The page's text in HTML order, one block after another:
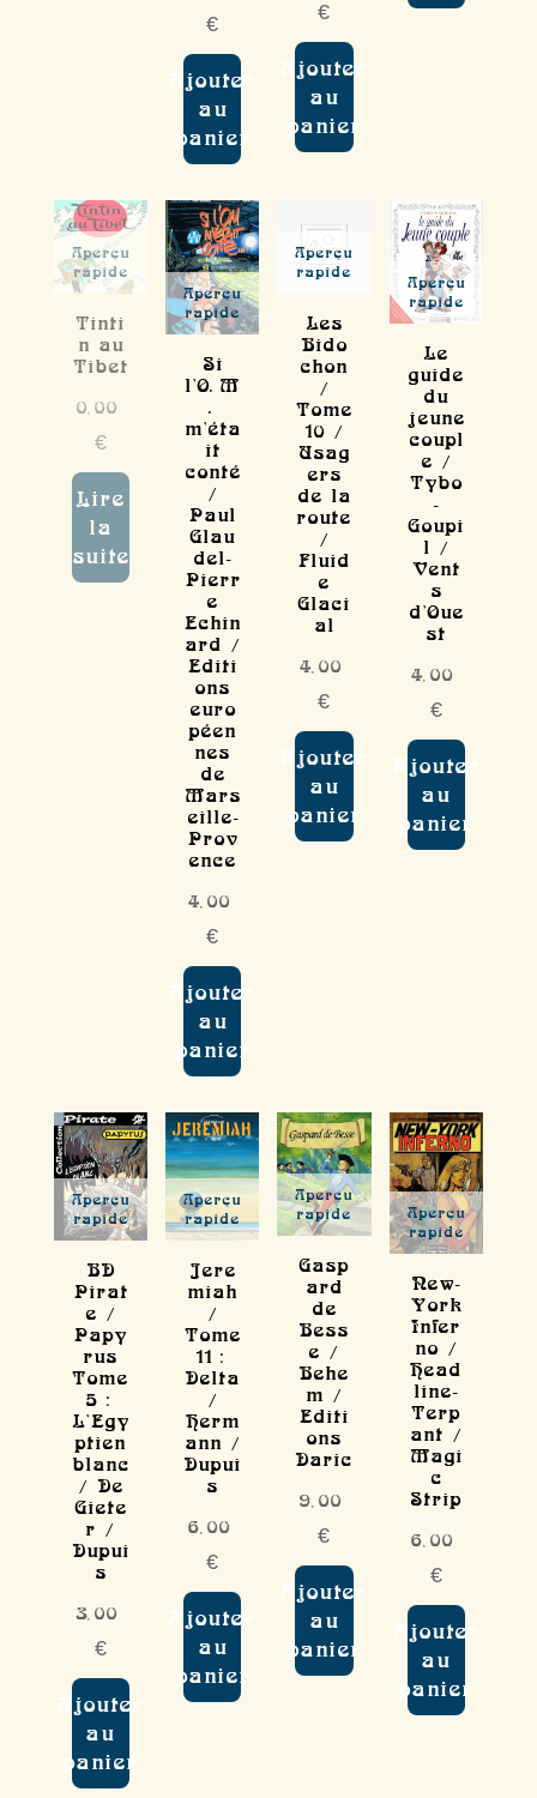
€
Ajouter
au
panier
€
Ajouter
au
panier
Aperçu
rapide
Tinti
n au
Tibet
0,00
€
Lire
la
suite
Aperçu
rapide
Si
l'O.M
.
m'éta
it
conté
/
Paul
Glau
del-
Pierr
e
Echin
ard /
Editi
ons
euro
péen
nes
de
Mars
eille-
Prov
ence
4,00
€
Ajouter
au
panier
Aperçu
rapide
Les
Bido
chon
/
Tome
10 /
Usag
ers
de la
route
/
Fluid
e
Glaci
al
4,00
€
Ajouter
au
panier
Aperçu
rapide
Le
guide
du
jeune
coupl
e /
Tybo
-
Goupi
l /
Vent
s
d'Oue
st
4,00
€
Ajouter
au
panier
Aperçu
rapide
BD
Pirat
e /
Papy
rus
Tome
5 :
L'Egy
ptien
blanc
/ De
Giete
r /
Dupui
s
3,00
€
Ajouter
au
panier
Aperçu
rapide
Jere
miah
/
Tome
11 :
Delta
/
Herm
ann /
Dupui
s
6,00
€
Ajouter
au
panier
Aperçu
rapide
Gasp
ard
de
Bess
e /
Behe
m /
Editi
ons
Daric
9,00
€
Ajouter
au
panier
Aperçu
rapide
New-
York
Infer
no /
Head
line-
Terp
ant /
Magi
c
Strip
6,00
€
Ajouter
au
panier